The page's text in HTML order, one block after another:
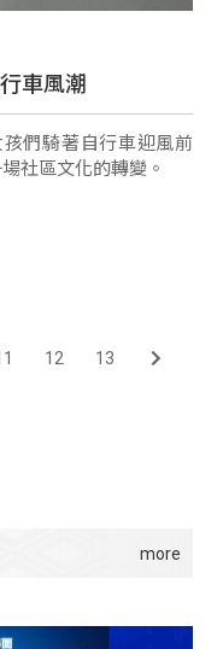
車風潮
們騎著自行車迎風前
社區文化的轉變。
12 13